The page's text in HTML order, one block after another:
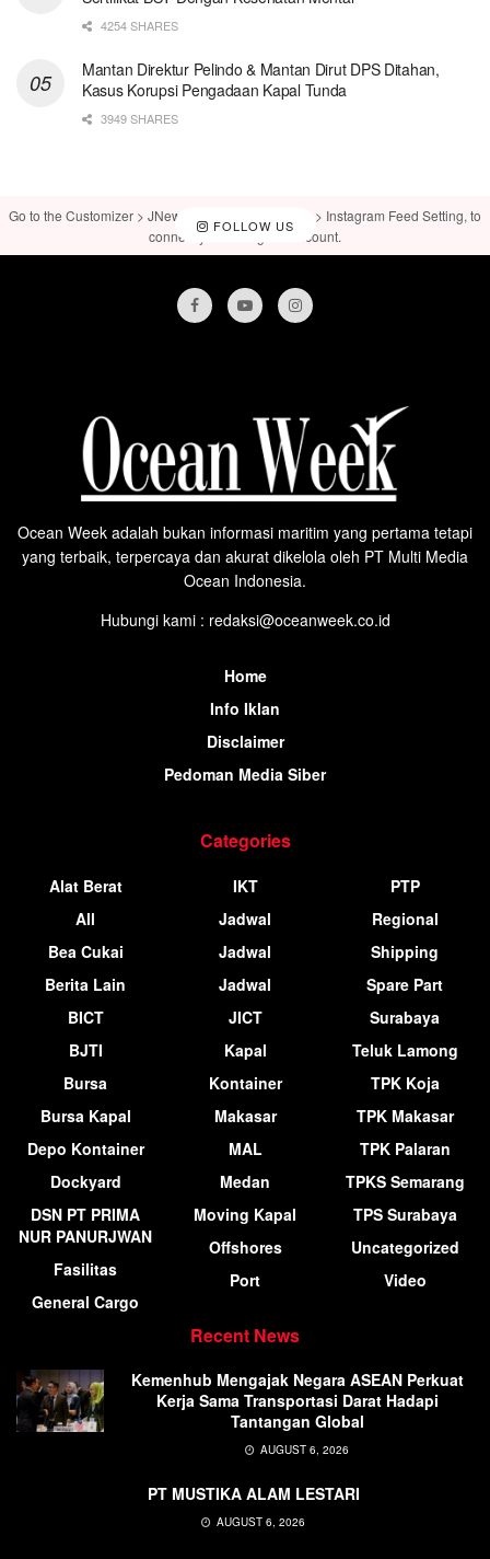
4254 SHARES
Mantan Direktur Pelindo & Mantan Dirut DPS Ditahan,
Kasus Korupsi Pengadaan Kapal Tunda
3949 SHARES
FOLLOW US
Go to the Customizer > JNews : Social, Like & View > Instagram Feed Setting, to
connect your Instagram account.
Ocean Week adalah bukan informasi maritim yang pertama tetapi
yang terbaik, terpercaya dan akurat dikelola oleh PT Multi Media
Ocean Indonesia.
Hubungi kami : redaksi@oceanweek.co.id
Home
Info Iklan
Disclaimer
Pedoman Media Siber
Categories
Alat Berat
All
Bea Cukai
Berita Lain
BICT
BJTI
Bursa
Bursa Kapal
Depo Kontainer
Dockyard
DSN PT PRIMA
NUR PANURJWAN
Fasilitas
General Cargo
IKT
Jadwal
Jadwal
Jadwal
JICT
Kapal
Kontainer
Makasar
MAL
Medan
Moving Kapal
Offshores
Port
PTP
Regional
Shipping
Spare Part
Surabaya
Teluk Lamong
TPK Koja
TPK Makasar
TPK Palaran
TPKS Semarang
TPS Surabaya
Uncategorized
Video
Recent News
Kemenhub Mengajak Negara ASEAN Perkuat
Kerja Sama Transportasi Darat Hadapi
Tantangan Global
AUGUST 6, 2026
PT MUSTIKA ALAM LESTARI
AUGUST 6, 2026